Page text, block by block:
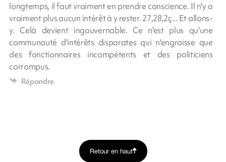
longtemps, il faut vraiment en prendre conscience. Il n'y a
vraiment plus aucun intérêt à y rester. 27,28,2ç... Et allons-
y. Celà devient ingouvernable. Ce n'est plus qu'une
communauté d'intérêts disparates qui n'engraisse que
des fonctionnaires incompétents et des politiciens
corrompus.
Répondre
Retour en haut